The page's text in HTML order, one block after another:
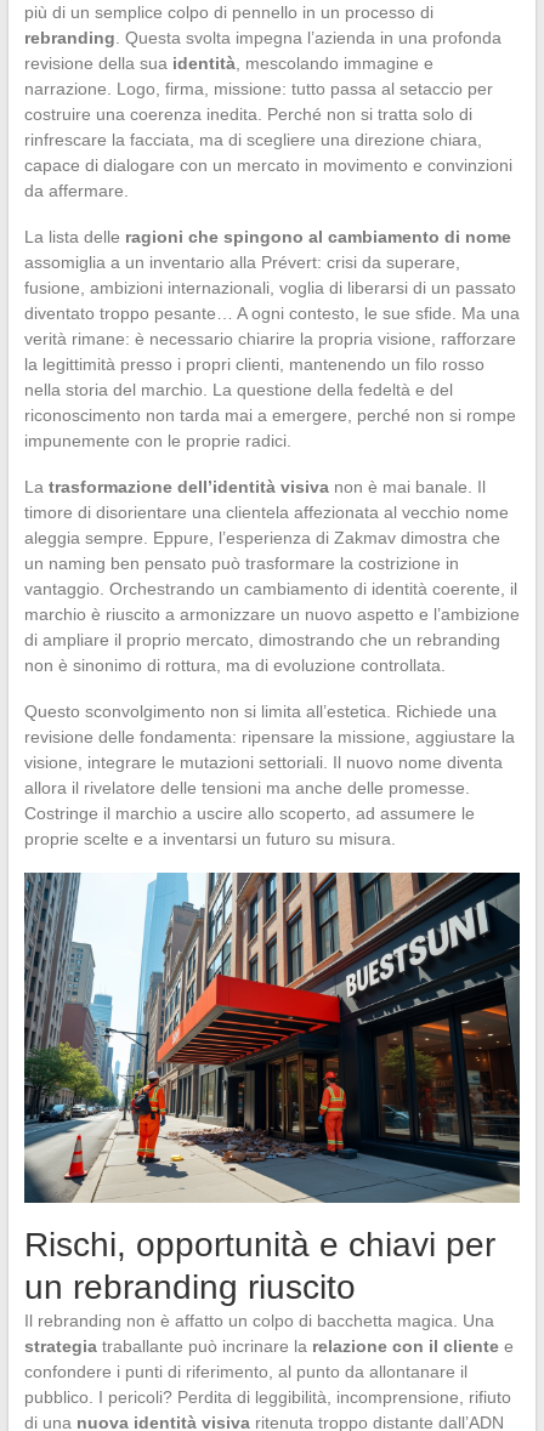
più di un semplice colpo di pennello in un processo di
rebranding . Questa svolta impegna l’azienda in una profonda
revisione della sua identità, mescolando immagine e
narrazione. Logo, firma, missione: tutto passa al setaccio per
costruire una coerenza inedita. Perché non si tratta solo di
rinfrescare la facciata, ma di scegliere una direzione chiara,
capace di dialogare con un mercato in movimento e convinzioni
da affermare.
La lista delle ragioni che spingono al cambiamento di nome
assomiglia a un inventario alla Prévert: crisi da superare,
fusione, ambizioni internazionali, voglia di liberarsi di un passato
diventato troppo pesante… A ogni contesto, le sue sfide. Ma una
verità rimane: è necessario chiarire la propria visione, rafforzare
la legittimità presso i propri clienti, mantenendo un filo rosso
nella storia del marchio. La questione della fedeltà e del
riconoscimento non tarda mai a emergere, perché non si rompe
impunemente con le proprie radici.
La trasformazione dell’identità visivanon è mai banale. Il
timore di disorientare una clientela affezionata al vecchio nome
aleggia sempre. Eppure, l’esperienza di Zakmav dimostra che
un naming ben pensato può trasformare la costrizione in
vantaggio. Orchestrando un cambiamento di identità coerente, il
marchio è riuscito a armonizzare un nuovo aspetto e l’ambizione
di ampliare il proprio mercato, dimostrando che un rebranding
non è sinonimo di rottura, ma di evoluzione controllata.
Questo sconvolgimento non si limita all’estetica. Richiede una
revisione delle fondamenta: ripensare la missione, aggiustare la
visione, integrare le mutazioni settoriali. Il nuovo nome diventa
allora il rivelatore delle tensioni ma anche delle promesse.
Costringe il marchio a uscire allo scoperto, ad assumere le
proprie scelte e a inventarsi un futuro su misura.
Rischi, opportunità e chiavi per
un rebranding riuscito
Il rebranding non è affatto un colpo di bacchetta magica. Una
strategiatraballante può incrinare la relazione con il clientee
confondere i punti di riferimento, al punto da allontanare il
pubblico. I pericoli? Perdita di leggibilità, incomprensione, rifiuto
di una nuova identità visivaritenuta troppo distante dall’ADN